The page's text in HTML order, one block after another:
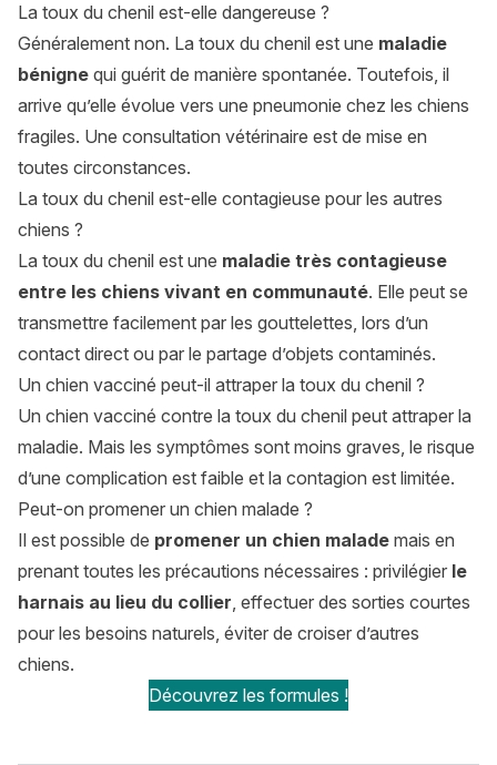
La toux du chenil est-elle dangereuse ?
Généralement non. La toux du chenil est une maladie
bénigne qui guérit de manière spontanée. Toutefois, il
arrive qu’elle évolue vers une pneumonie chez les chiens
fragiles. Une consultation vétérinaire est de mise en
toutes circonstances.
La toux du chenil est-elle contagieuse pour les autres
chiens ?
La toux du chenil est une maladie très contagieuse
entre les chiens vivant en communauté. Elle peut se
transmettre facilement par les gouttelettes, lors d’un
contact direct ou par le partage d’objets contaminés.
Un chien vacciné peut-il attraper la toux du chenil ?
Un chien vacciné contre la toux du chenil peut attraper la
maladie. Mais les symptômes sont moins graves, le risque
d’une complication est faible et la contagion est limitée.
Peut-on promener un chien malade ?
Il est possible de promener un chien malade mais en
prenant toutes les précautions nécessaires : privilégier le
harnais au lieu du collier, effectuer des sorties courtes
pour les besoins naturels, éviter de croiser d’autres
chiens.
Découvrez les formules !